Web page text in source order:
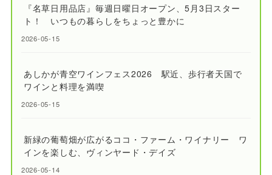
『名草日用品店』毎週日曜日オープン、5月3日スター
ト！ いつもの暮らしをちょっと豊かに
2026-05-15
あしかが青空ワインフェス2026 駅近、歩行者天国で
ワインと料理を満喫
2026-05-15
新緑の葡萄畑が広がるココ・ファーム・ワイナリー ワ
インを楽しむ、ヴィンヤード・デイズ
2026-05-14